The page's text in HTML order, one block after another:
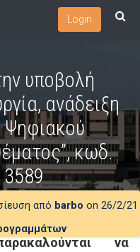
Login
υποβολή
ανάδειξη
Ψηφιακού
κωδ.
από barbo on 26/2/21
να